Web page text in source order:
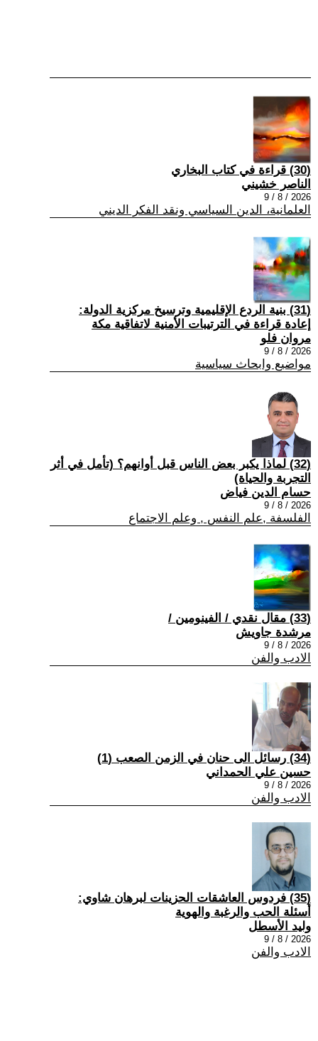
(30) قراءة في كتاب البخاري
الناصر خشيني
2026 / 8 / 9
العلمانية، الدين السياسي ونقد الفكر الديني
(31) بنية الردع الإقليمية وترسيخ مركزية الدولة:
إعادة قراءة في الترتيبات الأمنية لاتفاقية مكة
مروان فلو
2026 / 8 / 9
مواضيع وابحاث سياسية
(32) لماذا يكبر بعض الناس قبل أوانهم؟ (تأمل في أثر
التجربة والحياة)
حسام الدين فياض
2026 / 8 / 9
الفلسفة ,علم النفس , وعلم الاجتماع
(33) مقال نقدي / الفينومين /
مرشدة جاويش
2026 / 8 / 9
الادب والفن
(34) رسائل الى حنان في الزمن الصعب (1)
حسين علي الحمداني
2026 / 8 / 9
الادب والفن
(35) فردوس العاشقات الحزينات لبرهان شاوي:
أسئلة الحب والرغبة والهوية
وليد الأسطل
2026 / 8 / 9
الادب والفن